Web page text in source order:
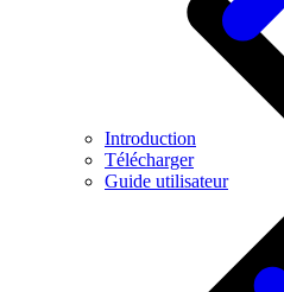
Introduction
Télécharger
Guide utilisateur